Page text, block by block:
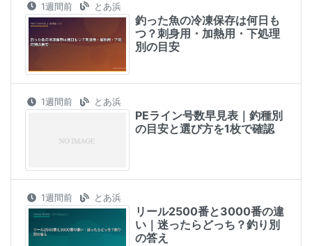
1週間前 とあ浜
釣った魚の冷凍保存は何日も
つ？刺身用・加熱用・下処理
別の目安
1週間前 とあ浜
PEライン号数早見表｜釣種別
の目安と選び方を1枚で確認
1週間前 とあ浜
リール2500番と3000番の違
い｜迷ったらどっち？釣り別
の答え